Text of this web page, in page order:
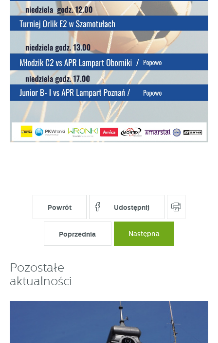
Powrót Udostępnij
Poprzednia Następna
Pozostałe
aktualności
przeglądanej witryny internetowej. Treści promocyjne
mogą pojawić się na stronach podmiotów trzecich
lub firm będących naszymi partnerami oraz innych
dostawców usług. Firmy te działają w charakterze
pośredników prezentujących nasze treści w postaci
wiadomości, ofert, komunikatów mediów
społecznościowych.